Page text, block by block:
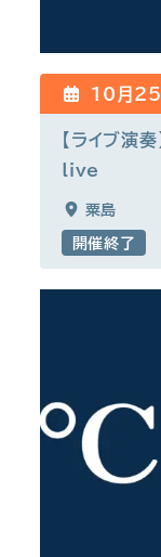
10月
【ライブ
live
粟島
開催終了